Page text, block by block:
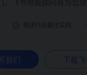
我们 下载